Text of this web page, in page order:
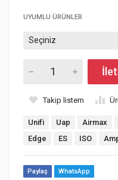
UYUMLU ÜRÜNLER
Takip listem
Unifi Uap Airmax
Edge
ES ISO
Paylaş WhatsApp